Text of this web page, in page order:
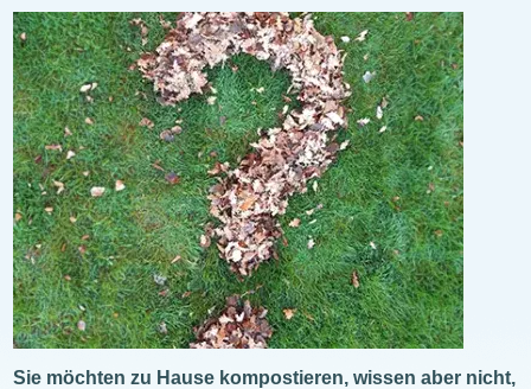
Illustration
Sie möchten zu Hause kompostieren, wissen aber nicht,